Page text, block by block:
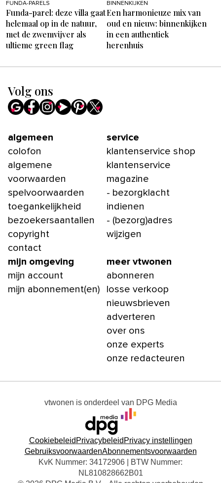
FUNDA-PARELS
Funda-parel: deze villa gaat
helemaal op in de natuur,
met de zwemvijver als
ultieme green flag
BINNENKIJKEN
Een harmonieuze mix van
oud en nieuw: binnenkijken
in een authentiek
herenhuis
Volg ons
algemeen
colofon
algemene
voorwaarden
spelvoorwaarden
toegankelijkheid
bezoekersaantallen
copyright
contact
service
klantenservice shop
klantenservice
magazine
- bezorgklacht
indienen
- (bezorg)adres
wijzigen
mijn omgeving
mijn account
mijn abonnement(en)
meer vtwonen
abonneren
losse verkoop
nieuwsbrieven
adverteren
over ons
onze experts
onze redacteuren
vtwonen is onderdeel van DPG Media
Cookiebeleid Privacybeleid Privacy instellingen
GebruiksvoorwaardenAbonnementsvoorwaarden
KvK Nummer: 34172906 | BTW Nummer:
NL810828662B01